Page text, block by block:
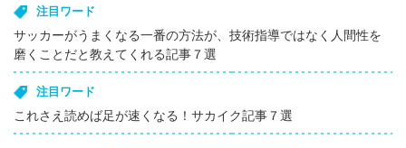
注目ワード
サッカーがうまくなる一番の方法が、技術指導ではなく人間性を
磨くことだと教えてくれる記事７選
注目ワード
これさえ読めば足が速くなる！サカイク記事７選